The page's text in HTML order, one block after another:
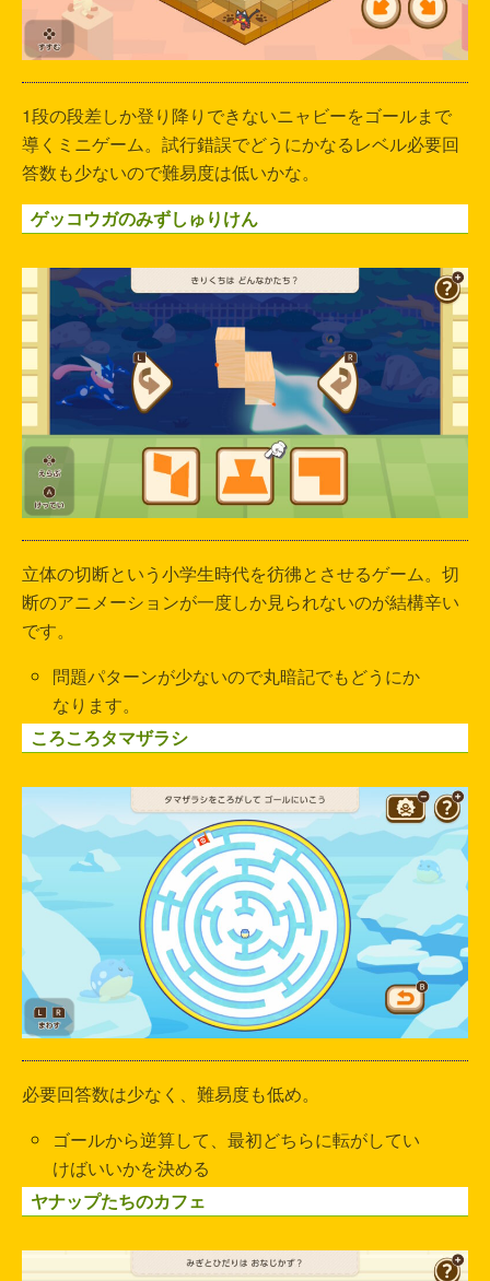
1段の段差しか登り降りできないニャビーをゴールまで
導くミニゲーム。試行錯誤でどうにかなるレベル必要回
答数も少ないので難易度は低いかな。
ゲッコウガのみずしゅりけん
立体の切断という小学生時代を彷彿とさせるゲーム。切
断のアニメーションが一度しか見られないのが結構辛い
です。
問題パターンが少ないので丸暗記でもどうにか
なります。
ころころタマザラシ
必要回答数は少なく、難易度も低め。
ゴールから逆算して、最初どちらに転がしてい
けばいいかを決める
ヤナップたちのカフェ